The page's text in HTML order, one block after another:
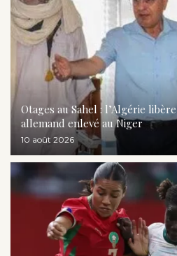
Otages au Sahel : l’Algérie
allemand enlevé au Niger
10 août 2026